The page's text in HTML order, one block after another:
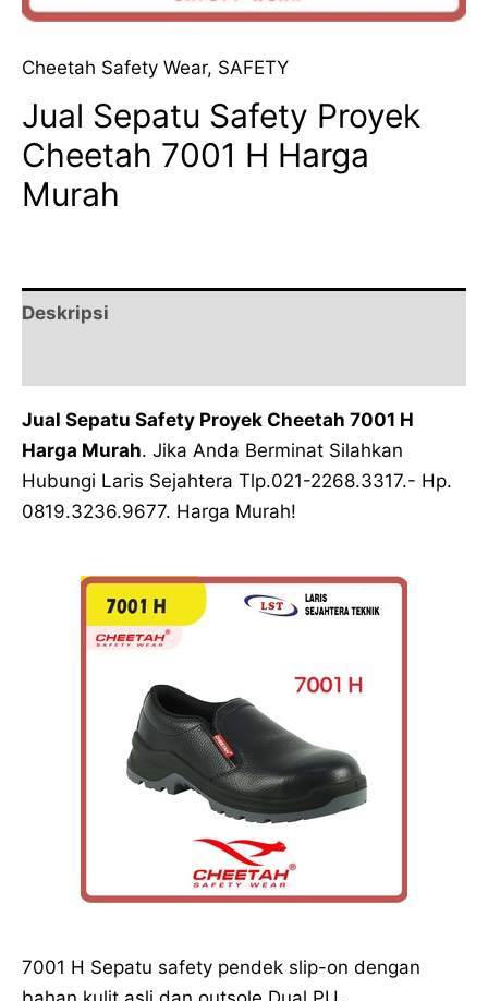
Cheetah Safety Wear, SAFETY
Jual Sepatu Safety Proyek
Cheetah 7001 H Harga
Murah
Deskripsi
Jual Sepatu Safety Proyek Cheetah 7001 H
Harga Murah. Jika Anda Berminat Silahkan
Hubungi Laris Sejahtera Tlp.021-2268.3317.- Hp.
0819.3236.9677. Harga Murah!
7001 H Sepatu safety pendek slip-on dengan